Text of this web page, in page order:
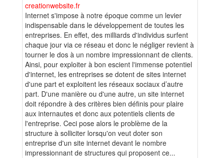
creationwebsite.fr
Internet s'impose à notre époque comme un levier
indispensable dans le développement de toutes les
entreprises. En effet, des milliards d'individus surfent
chaque jour via ce réseau et donc le négliger revient à
tourner le dos à un nombre impressionnant de clients.
Ainsi, pour exploiter à bon escient l'immense potentiel
d'internet, les entreprises se dotent de sites internet
d'une part et exploitent les réseaux sociaux d’autre
part. D'une manière ou d'une autre, un site internet
doit répondre à des critères bien définis pour plaire
aux internautes et donc aux potentiels clients de
l'entreprise. Ceci pose alors le problème de la
structure à solliciter lorsqu'on veut doter son
entreprise d'un site internet devant le nombre
impressionnant de structures qui proposent ce...